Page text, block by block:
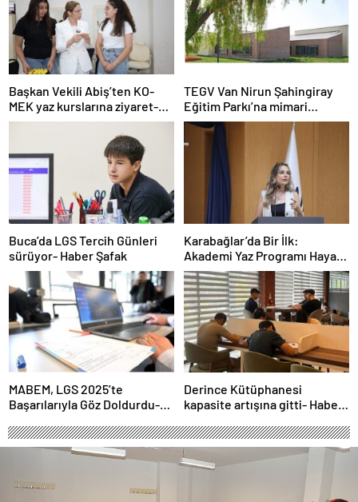
Başkan Vekili Abiş’ten KO-
MEK yaz kurslarına ziyaret-
Haber Şafak
TEGV Van Nirun Şahingiray
Eğitim Parkı’na mimari
tasarım ödülü- Haber Şafak
Buca’da LGS Tercih Günleri
sürüyor- Haber Şafak
Karabağlar’da Bir İlk:
Akademi Yaz Programı Hayata
Geçti- Haber Şafak
MABEM, LGS 2025’te
Başarılarıyla Göz Doldurdu-
Derince Kütüphanesi
kapasite artışına gitti- Haber